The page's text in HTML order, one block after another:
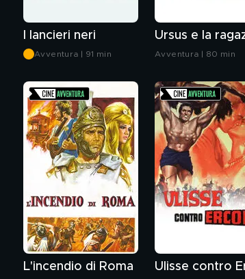
I lancieri neri
Avventura | 91 min Avventura | 80 min
L'incendio di Roma